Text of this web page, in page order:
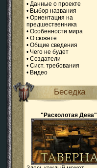
• Данные о проекте
• Выбор названия
• Ориентация на
предшественника
• Особенности мира
• О сюжете
• Общие сведения
• Чего не будет
• Создатели
• Сист. требования
• Видео
Беседка
"Расколотая Дева"